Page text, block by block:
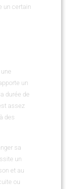
un certain
un
durée de
assez
des
sa
un
et au
ou